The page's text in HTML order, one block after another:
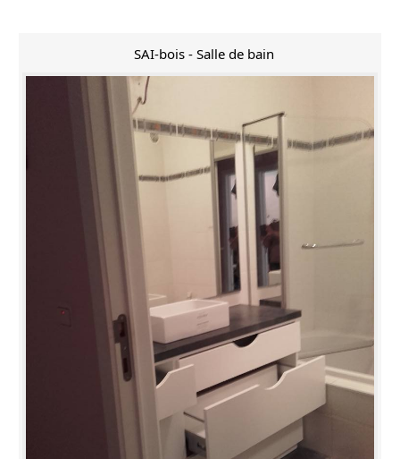
SAI-bois - Salle de bain